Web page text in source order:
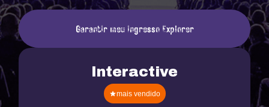
Garantir meu ingresso Explorer
Interactive
mais vendido